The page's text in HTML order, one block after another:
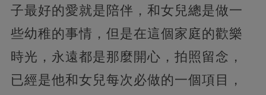
子最好的愛就是陪伴，和女兒總是做一
些幼稚的事情，但是在這個家庭的歡樂
時光，永遠都是那麼開心，拍照留念，
已經是他和女兒每次必做的一個項目，